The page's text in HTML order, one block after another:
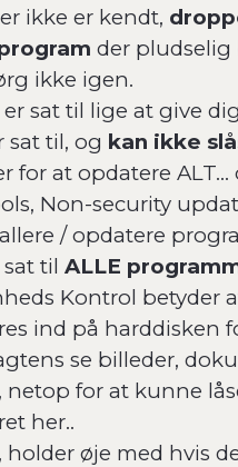
ikke er kendt,
der pludselig
ikke igen.
er sat til lige at give
sat til, og kan ikke
for at opdatere
Non-security
/ opdatere
til ALLE
Kontrol betyder
ind på harddisken
se billeder,
netop for at kunne
her..
øje med hvis